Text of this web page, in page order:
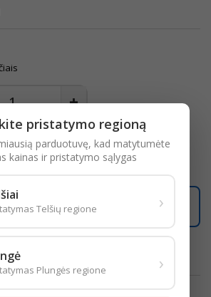
pristatysime per 2 darbo dienas
PREKĖS INFORMACIJA
pristatymo regioną
parduotuvę, kad matytumėte
kainas ir pristatymo sąlygas
Telšių regione ›
Plungės regione ›